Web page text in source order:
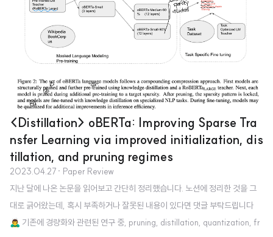
문을 쪼갠다(decomposition) → 질문을 기반으로 탐색(retrieval)하여 원하
는 정보를 가져와 답변으로 만든다 → 이 과정을 반복하여 multi-chain을 만든
다. 생성된 multi-chain의 일부..
<Distillation> oBERTa: Improving Sparse Tra
nsfer Learning via improved initialization, dis
tillation, and pruning regimes
2023.04.27 · Paper Review
지난 달에 나온 논문을 읽어보고 간단히 정리했습니다. 노션에 정리한 것을 그
대로 긁어왔는데, 혹시 부족하거나 잘못된 내용이 있다면 댓글 부탁드립니다
🙇‍♂️ 기존에 경량화와 관련된 연구 중, pruning, distillation, quantization, fr